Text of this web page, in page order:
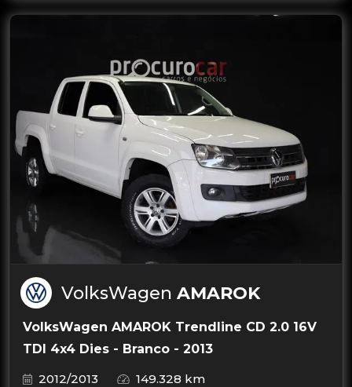
VolksWagen AMAROK
VolksWagen AMAROK Trendline CD 2.0 16V
TDI 4x4 Dies - Branco - 2013
2012/2013
149.328 km